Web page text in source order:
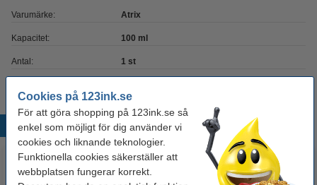
Cookies på 123ink.se
För att göra shopping på 123ink.se så
enkel som möjligt för dig använder vi
cookies och liknande teknologier.
Funktionella cookies säkerställer att
webbplatsen fungerar korrekt.
Varumärke: Atrix
Kapacitet: 100 ml
Antal: 1 st
Populära produkter